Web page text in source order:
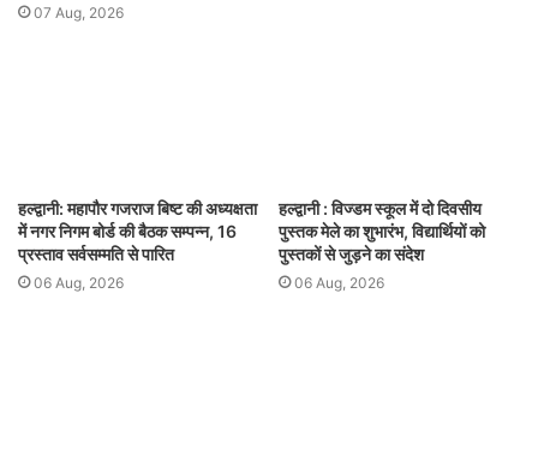
07 Aug, 2026
हल्द्वानी: महापौर गजराज बिष्ट की अध्यक्षता
में नगर निगम बोर्ड की बैठक सम्पन्न, 16
प्रस्ताव सर्वसम्मति से पारित
06 Aug, 2026
हल्द्वानी : विज्डम स्कूल में दो दिवसीय
पुस्तक मेले का शुभारंभ, विद्यार्थियों को
पुस्तकों से जुड़ने का संदेश
06 Aug, 2026